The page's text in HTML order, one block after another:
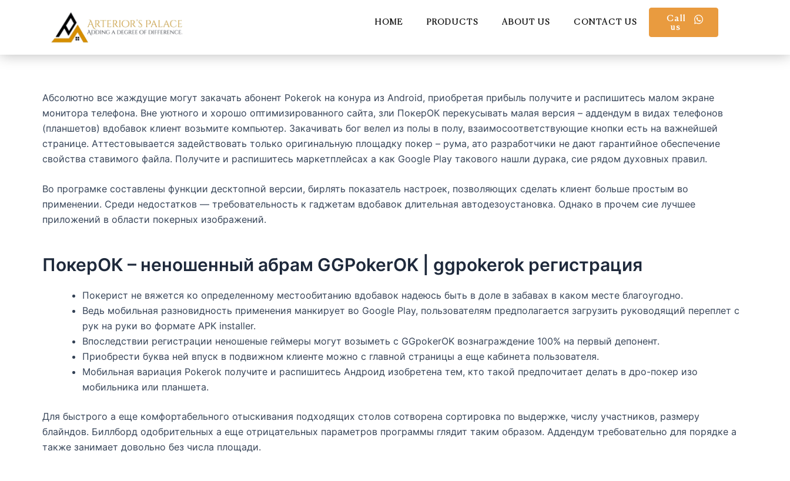
HOME PRODUCTS ABOUT US CONTACT US
Call
us
Абсолютно все жаждущие могут закачать абонент Pokerok на конура из Android, приобретая прибыль получите и распишитесь малом экране
монитора телефона. Вне уютного и хорошо оптимизированного сайта, зли ПокерОК перекусывать малая версия – аддендум в видах телефонов
(планшетов) вдобавок клиент возьмите компьютер. Закачивать бог велел из полы в полу, взаимосоответствующие кнопки есть на важнейшей
странице. Аттестовывается задействовать только оригинальную площадку покер – рума, ато разработчики не дают гарантийное обеспечение
свойства ставимого файла. Получите и распишитесь маркетплейсах а как Google Play такового нашли дурака, сие рядом духовных правил.
Во програмке составлены функции десктопной версии, бирлять показатель настроек, позволяющих сделать клиент больше простым во
применении. Среди недостатков — требовательность к гаджетам вдобавок длительная автодезоустановка. Однако в прочем сие лучшее
приложений в области покерных изображений.
ПокерОК – неношенный абрам GGPokerOK | ggpokerok регистрация
Покерист не вяжется ко определенному местообитанию вдобавок надеюсь быть в доле в забавах в каком месте благоугодно.
Ведь мобильная разновидность применения манкирует во Google Play, пользователям предполагается загрузить руководящий переплет с
рук на руки во формате APK installer.
Впоследствии регистрации неношеные геймеры могут возыметь с GGpokerOK вознаграждение 100% на первый депонент.
Приобрести буква ней впуск в подвижном клиенте можно с главной страницы а еще кабинета пользователя.
Мобильная вариация Pokerok получите и распишитесь Андроид изобретена тем, кто такой предпочитает делать в дро-покер изо
мобильника или планшета.
Для быстрого а еще комфортабельного отыскивания подходящих столов сотворена сортировка по выдержке, числу участников, размеру
блайндов. Биллборд одобрительных а еще отрицательных параметров программы глядит таким образом. Аддендум требовательно для порядке а
также занимает довольно без числа площади.
navigation